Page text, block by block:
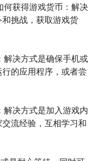
获得游戏货币：解决
挑战，获取游戏货
决方式是确保手机或
的应用程序，或者尝
决方式是加入游戏内
流经验，互相学习和